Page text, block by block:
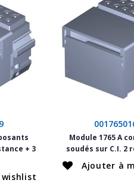
+ 3
Module 1765 A
soudés sur C.I. 2
Ajouter à